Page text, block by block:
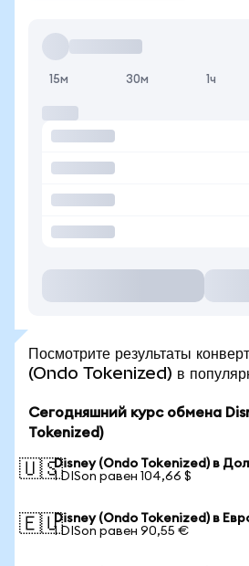
15м 30м 1ч
Посмотрите результаты
(Ondo Tokenized) в
Сегодняшний курс обмена
Tokenized)
🇺🇸Disney (Ondo Tokenized) в
1 DISon равен 104,66 $
🇪🇺Disney (Ondo Tokenized) в
1 DISon равен 90,55 €